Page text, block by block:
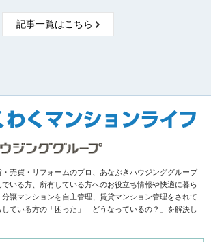
記事一覧はこちら
売買・リフォームのプロ、あなぶきハウジンググループ
いる方、所有している方へのお役立ち情報や快適に暮ら
譲マンションを自主管理、賃貸マンション管理をされて
ている方の「困った」「どうなっているの？」を解決し